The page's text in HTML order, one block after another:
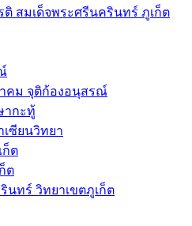
ติ สมเด็จพระศรีนครินทร์ ภูเก็ต
าคม จุติก้องอนุสรณ์
ากะทู้
เซียนวิทยา
ก็ต
ต
นทร์ วิทยาเขตภูเก็ต